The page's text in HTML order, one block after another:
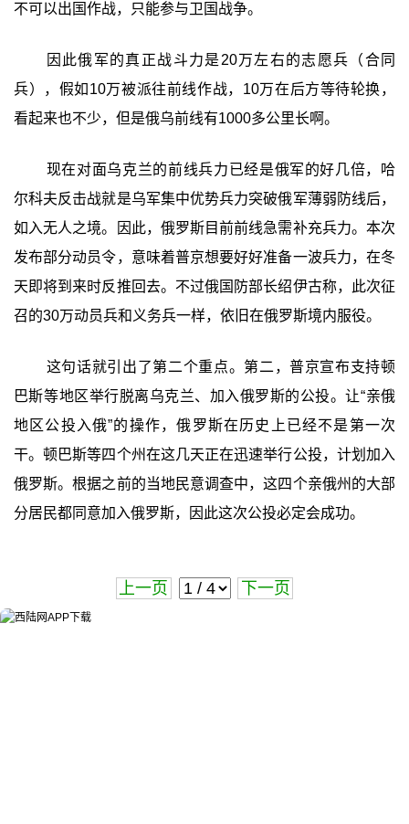
不可以出国作战，只能参与卫国战争。
因此俄军的真正战斗力是20万左右的志愿兵（合同
兵），假如10万被派往前线作战，10万在后方等待轮换，
看起来也不少，但是俄乌前线有1000多公里长啊。
现在对面乌克兰的前线兵力已经是俄军的好几倍，哈
尔科夫反击战就是乌军集中优势兵力突破俄军薄弱防线后，
如入无人之境。因此，俄罗斯目前前线急需补充兵力。本次
发布部分动员令，意味着普京想要好好准备一波兵力，在冬
天即将到来时反推回去。不过俄国防部长绍伊古称，此次征
召的30万动员兵和义务兵一样，依旧在俄罗斯境内服役。
这句话就引出了第二个重点。第二，普京宣布支持顿
巴斯等地区举行脱离乌克兰、加入俄罗斯的公投。让“亲俄
地区公投入俄”的操作，俄罗斯在历史上已经不是第一次
干。顿巴斯等四个州在这几天正在迅速举行公投，计划加入
俄罗斯。根据之前的当地民意调查中，这四个亲俄州的大部
分居民都同意加入俄罗斯，因此这次公投必定会成功。
上一页 下一页